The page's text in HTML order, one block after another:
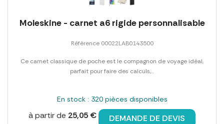
Moleskine - carnet a6 rigide personnalisable
Référence 00022LAB0143500
Ce carnet classique de poche est le compagnon de voyage idéal,
parfait pour faire des calculs,...
En stock : 320 pièces disponibles
à partir de 25,05 € DEMANDE DE DEVIS